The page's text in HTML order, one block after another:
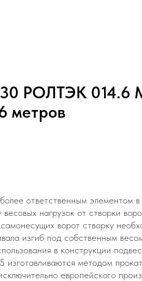
РОЛТЭК 014.6
метров
ответственным элементом в
нагрузок от створки
ворот створку
изгиб под собственным
в конструкции
методом
европейского